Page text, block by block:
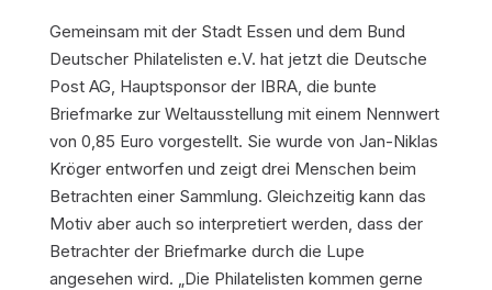
Gemeinsam mit der Stadt Essen und dem Bund
Deutscher Philatelisten e.V. hat jetzt die Deutsche
Post AG, Hauptsponsor der IBRA, die bunte
Briefmarke zur Weltausstellung mit einem Nennwert
von 0,85 Euro vorgestellt. Sie wurde von Jan-Niklas
Kröger entworfen und zeigt drei Menschen beim
Betrachten einer Sammlung. Gleichzeitig kann das
Motiv aber auch so interpretiert werden, dass der
Betrachter der Briefmarke durch die Lupe
angesehen wird. „Die Philatelisten kommen gerne